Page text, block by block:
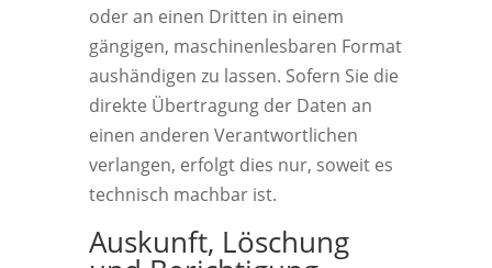
oder an einen Dritten in einem
gängigen, maschinenlesbaren Format
aushändigen zu lassen. Sofern Sie die
direkte Übertragung der Daten an
einen anderen Verantwortlichen
verlangen, erfolgt dies nur, soweit es
technisch machbar ist.
Auskunft, Löschung